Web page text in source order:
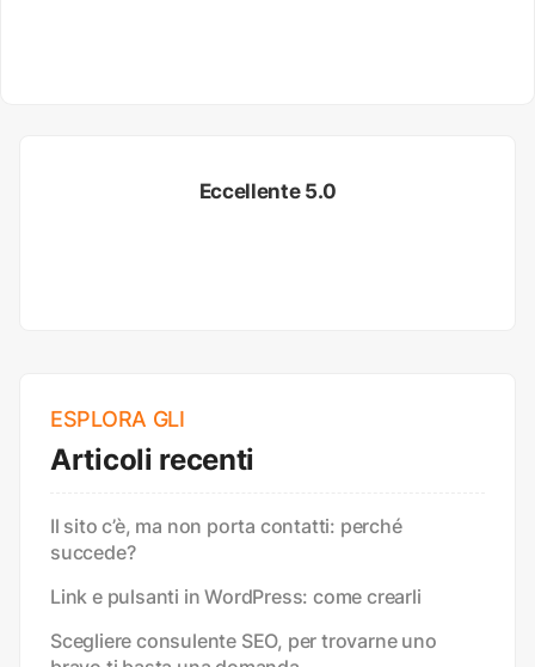
Eccellente 5.0
ESPLORA GLI
Articoli recenti
Il sito c’è, ma non porta contatti: perché
succede?
Link e pulsanti in WordPress: come crearli
Scegliere consulente SEO, per trovarne uno